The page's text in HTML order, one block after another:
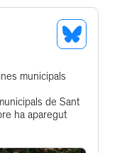
See
municipals
de Sant
ha aparegut